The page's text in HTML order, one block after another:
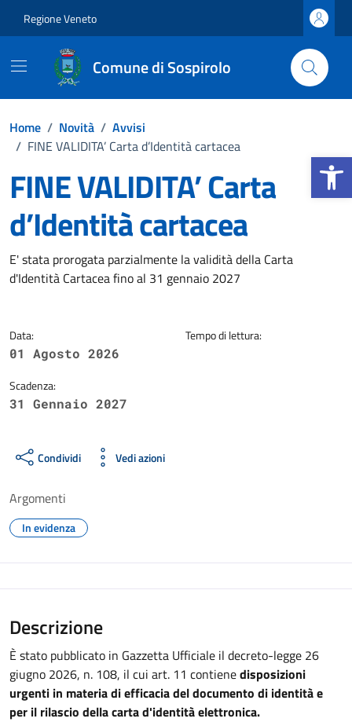
Apri la
Regione Veneto
Comune di Sospirolo
Home / Novità / Avvisi
/ FINE VALIDITA’ Carta d’Identità cartacea
FINE VALIDITA’ Carta
d’Identità cartacea
Dettagli della notizia
E' stata prorogata parzialmente la validità della Carta
d'Identità Cartacea fino al 31 gennaio 2027
Data:
01 Agosto 2026
Scadenza:
31 Gennaio 2027
Tempo di lettura:
Condividi Vedi azioni
Argomenti
In evidenza
Descrizione
È stato pubblicato in Gazzetta Ufficiale il decreto-legge 26
giugno 2026, n. 108, il cui art. 11 contienedisposizioni
urgenti in materia di efficacia del documento di identità e
per il rilascio della carta d'identità elettronica.